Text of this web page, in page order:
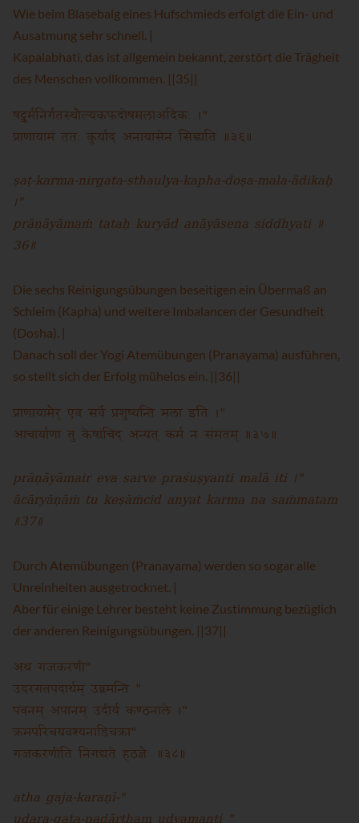
Wie beim Blasebalg eines Hufschmieds erfolgt die Ein- und
Ausatmung sehr schnell. |
Kapalabhati, das ist allgemein bekannt, zerstört die Trägheit
des Menschen vollkommen. ||35||
षट्कर्मनिर्गतस्थौल्यकफदोषमलाअदिकः ।"
प्राणायामं ततः कुर्याद् अनायासेन सिद्ध्यति ॥३६॥
ṣaṭ-karma-nirgata-sthaulya-kapha-doṣa-mala-ādikaḥ
।"
prāṇāyāmaṁ tataḥ kuryād anāyāsena siddhyati ॥
36॥
Die sechs Reinigungsübungen beseitigen ein Übermaß an
Schleim (Kapha) und weitere Imbalancen der Gesundheit
(Dosha). |
Danach soll der Yogi Atemübungen (Pranayama) ausführen,
so stellt sich der Erfolg mühelos ein. ||36||
प्राणायामैर् एव सर्वे प्रशुष्यन्ति मला इति ।"
आचार्याणां तु केषांचिद् अन्यत् कर्म न संमतम् ॥३७॥
prāṇāyāmair eva sarve praśuṣyanti malā iti ।"
ācāryāṇāṁ tu keṣāṁcid anyat karma na saṁmatam
॥37॥
Durch Atemübungen (Pranayama) werden so sogar alle
Unreinheiten ausgetrocknet. |
Aber für einige Lehrer besteht keine Zustimmung bezüglich
der anderen Reinigungsübungen. ||37||
अथ गजकरणी"
उदरगतपदार्थम् उद्वमन्ति "
पवनम् अपानम् उदीर्य कण्ठनाले ।"
क्रमपरिचयवश्यनाडिचक्रा"
गजकरणीति निगद्यते हठज्ञैः ॥३८॥
atha gaja-karaṇī-"